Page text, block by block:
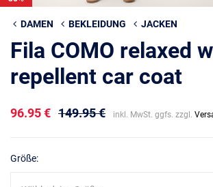
DAMEN BEKLEIDUNG JACKEN
Fila COMO relaxed
repellent car coat
96.95 € 149.95 € inkl. MwSt. ggfs. zzgl.
Größe: